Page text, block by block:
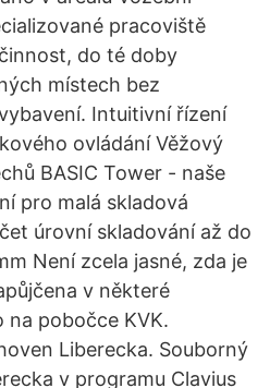
pracoviště
do té doby
místech bez
Intuitivní řízení
ovládání Věžový
BASIC Tower - naše
pro malá skladová
úrovní skladování až do
Není zcela jasné, zda je
v některé
na pobočce KVK.
Liberecka. Souborný
v programu Clavius